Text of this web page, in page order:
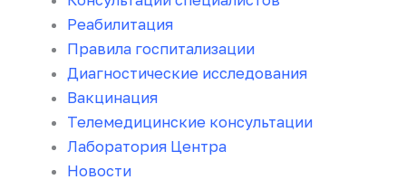
Реабилитация
Правила госпитализации
Диагностические исследования
Вакцинация
Телемедицинские консультации
Лаборатория Центра
Новости